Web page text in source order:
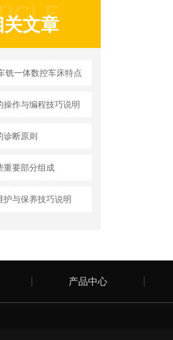
关文章
铣一体数控车床特点
操作与编程技巧说明
诊断原则
重要部分组成
护与保养技巧说明
产品中心